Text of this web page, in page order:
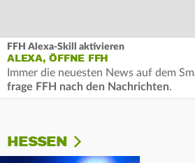
FFH Alexa-Skill aktivieren
ALEXA, ÖFFNE FFH
Immer die neuesten News auf dem
frage FFH nach den Nachrichten.
HESSEN